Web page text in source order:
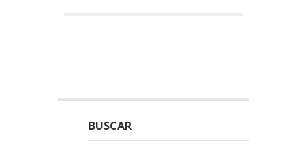
BUSCAR